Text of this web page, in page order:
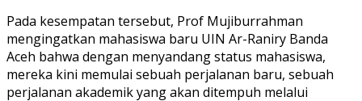
Pada kesempatan tersebut, Prof Mujiburrahman
mengingatkan mahasiswa baru UIN Ar-Raniry Banda
Aceh bahwa dengan menyandang status mahasiswa,
mereka kini memulai sebuah perjalanan baru, sebuah
perjalanan akademik yang akan ditempuh melalui